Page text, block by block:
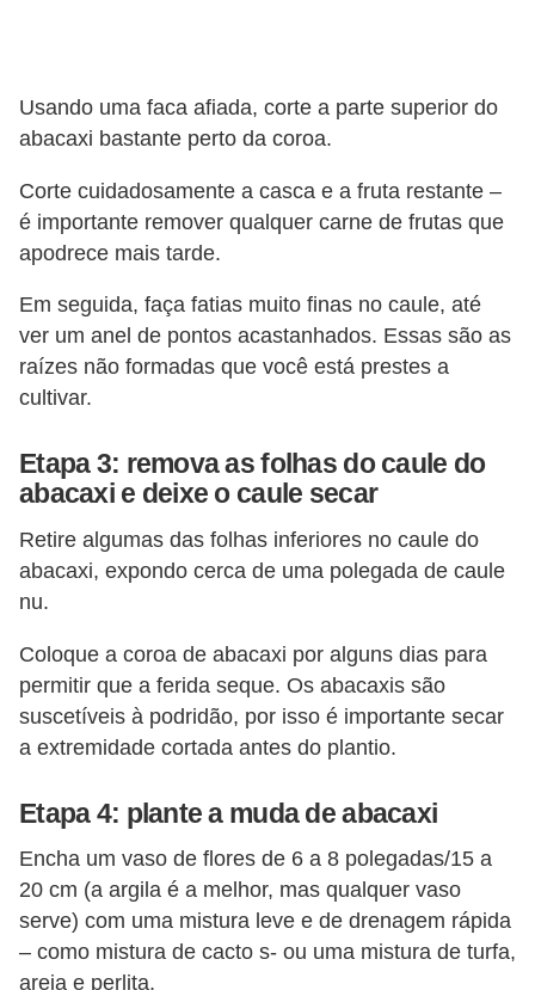
Usando uma faca afiada, corte a parte superior do
abacaxi bastante perto da coroa.
Corte cuidadosamente a casca e a fruta restante –
é importante remover qualquer carne de frutas que
apodrece mais tarde.
Em seguida, faça fatias muito finas no caule, até
ver um anel de pontos acastanhados. Essas são as
raízes não formadas que você está prestes a
cultivar.
Etapa 3: remova as folhas do caule do
abacaxi e deixe o caule secar
Retire algumas das folhas inferiores no caule do
abacaxi, expondo cerca de uma polegada de caule
nu.
Coloque a coroa de abacaxi por alguns dias para
permitir que a ferida seque. Os abacaxis são
suscetíveis à podridão, por isso é importante secar
a extremidade cortada antes do plantio.
Etapa 4: plante a muda de abacaxi
Encha um vaso de flores de 6 a 8 polegadas/15 a
20 cm (a argila é a melhor, mas qualquer vaso
serve) com uma mistura leve e de drenagem rápida
– como mistura de cacto s- ou uma mistura de turfa,
areia e perlita.